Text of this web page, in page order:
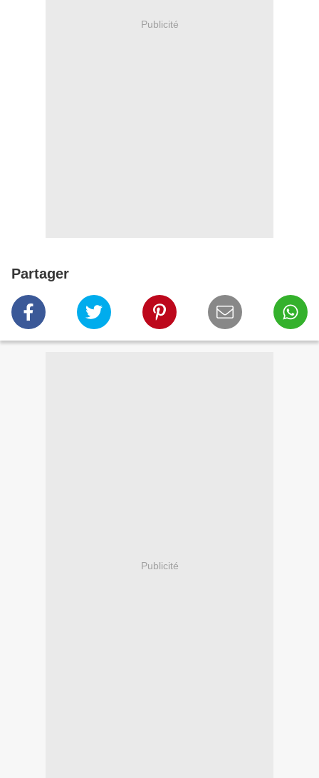
Publicité
Partager
Publicité